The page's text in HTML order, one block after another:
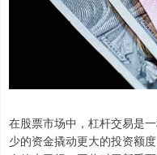
在股票市场中，杠杆交易是
少的资金撬动更大的投资额